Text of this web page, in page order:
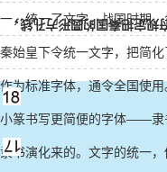
一，统一了文字。战国时期
秦始皇下令统一文字，把简化
作为标准字体，通令全国使
小篆书写更简便的字体——隶
隶书演化来的。文字的统一，
秦朝还统一了货币。秦政